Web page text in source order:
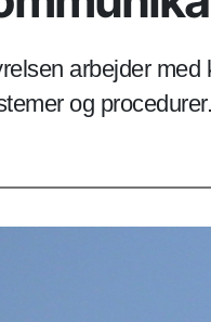
arbejder
og procedurer.